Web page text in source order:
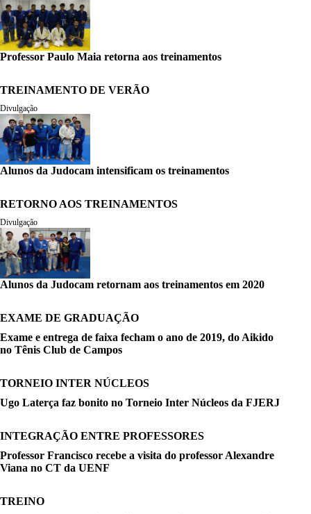
Professor Paulo Maia retorna aos treinamentos
TREINAMENTO DE VERÃO
Divulgação
Alunos da Judocam intensificam os treinamentos
RETORNO AOS TREINAMENTOS
Divulgação
Alunos da Judocam retornam aos treinamentos em 2020
EXAME DE GRADUAÇÃO
Exame e entrega de faixa fecham o ano de 2019, do Aikido
no Tênis Club de Campos
TORNEIO INTER NÚCLEOS
Ugo Laterça faz bonito no Torneio Inter Núcleos da FJERJ
INTEGRAÇÃO ENTRE PROFESSORES
Professor Francisco recebe a visita do professor Alexandre
Viana no CT da UENF
TREINO